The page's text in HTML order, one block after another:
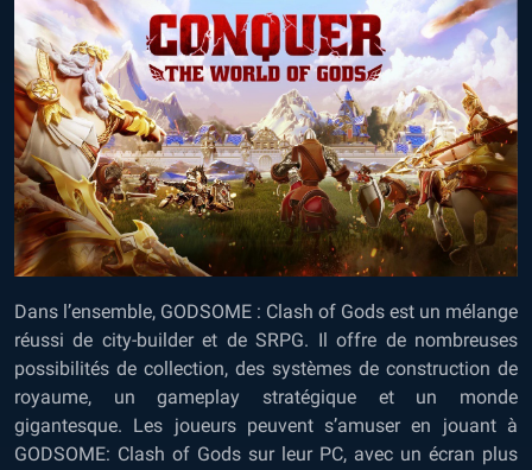
Dans l’ensemble, GODSOME : Clash of Gods est un mélange
réussi de city-builder et de SRPG. Il offre de nombreuses
possibilités de collection, des systèmes de construction de
royaume, un gameplay stratégique et un monde
gigantesque. Les joueurs peuvent s’amuser en jouant à
GODSOME: Clash of Gods sur leur PC, avec un écran plus